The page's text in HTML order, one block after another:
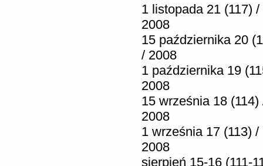
1 listopada 21 (117) /
2008
15 października 20
/ 2008
1 października 19
2008
15 września 18 (114)
2008
1 września 17 (113) /
2008
sierpień 15-16 (111-